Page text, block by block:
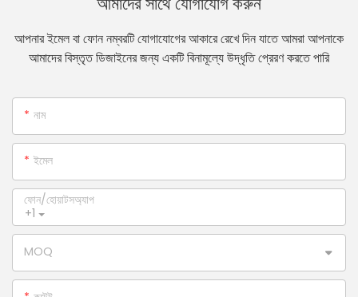
আপনার ইমেল বা ফোন নম্বরটি যোগাযোগের আকারে রেখে দিন যাতে আমরা আপনাকে
আমাদের বিস্তৃত ডিজাইনের জন্য একটি বিনামূল্যে উদ্ধৃতি প্রেরণ করতে পারি
নাম
ইমেল
+1
ফোন/হোয়াটসঅ্যাপ
MOQ